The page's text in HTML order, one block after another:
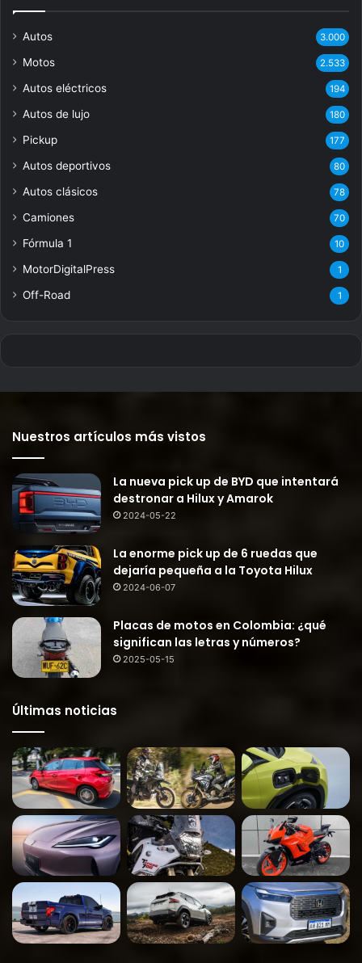
Autos 3.000
Motos 2.533
Autos eléctricos 194
Autos de lujo 180
Pickup 177
Autos deportivos 80
Autos clásicos 78
Camiones 70
Fórmula 1 10
MotorDigitalPress 1
Off-Road 1
Nuestros artículos más vistos
La nueva pick up de BYD que intentará
destronar a Hilux y Amarok
2024-05-22
La enorme pick up de 6 ruedas que
dejaría pequeña a la Toyota Hilux
2024-06-07
Placas de motos en Colombia: ¿qué
significan las letras y números?
2025-05-15
Últimas noticias